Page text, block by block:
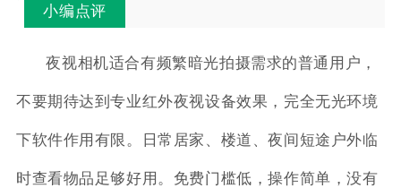
小编点评
夜视相机适合有频繁暗光拍摄需求的普通用户，
不要期待达到专业红外夜视设备效果，完全无光环境
下软件作用有限。日常居家、楼道、夜间短途户外临
时查看物品足够好用。免费门槛低，操作简单，没有